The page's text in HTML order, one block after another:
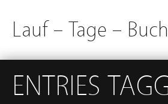
Lauf – Tage –
ENTRIES